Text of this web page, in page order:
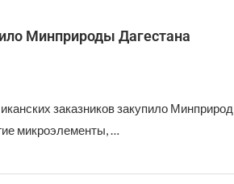
Минприроды Дагестана
заказников закупило
микроэлементы, …